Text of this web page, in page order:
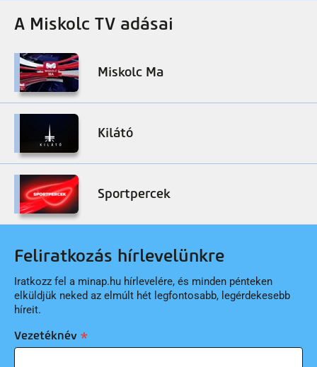
A Miskolc TV adásai
Miskolc Ma
Kilátó
Sportpercek
Feliratkozás hírlevelünkre
Iratkozz fel a minap.hu hírlevelére, és minden pénteken
elküldjük neked az elmúlt hét legfontosabb, legérdekesebb
híreit.
Vezetéknév